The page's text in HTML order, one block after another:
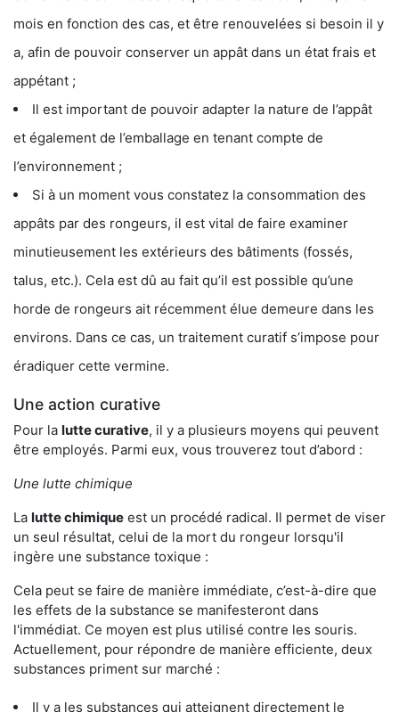
mois en fonction des cas, et être renouvelées si besoin il y
a, afin de pouvoir conserver un appât dans un état frais et
appétant ;
Il est important de pouvoir adapter la nature de l’appât
et également de l’emballage en tenant compte de
l’environnement ;
Si à un moment vous constatez la consommation des
appâts par des rongeurs, il est vital de faire examiner
minutieusement les extérieurs des bâtiments (fossés,
talus, etc.). Cela est dû au fait qu’il est possible qu’une
horde de rongeurs ait récemment élue demeure dans les
environs. Dans ce cas, un traitement curatif s’impose pour
éradiquer cette vermine.
Une action curative
Pour la lutte curative, il y a plusieurs moyens qui peuvent
être employés. Parmi eux, vous trouverez tout d’abord :
Une lutte chimique
La lutte chimique est un procédé radical. Il permet de viser
un seul résultat, celui de la mort du rongeur lorsqu'il
ingère une substance toxique :
Cela peut se faire de manière immédiate, c’est-à-dire que
les effets de la substance se manifesteront dans
l'immédiat. Ce moyen est plus utilisé contre les souris.
Actuellement, pour répondre de manière efficiente, deux
substances priment sur marché :
Il y a les substances qui atteignent directement le